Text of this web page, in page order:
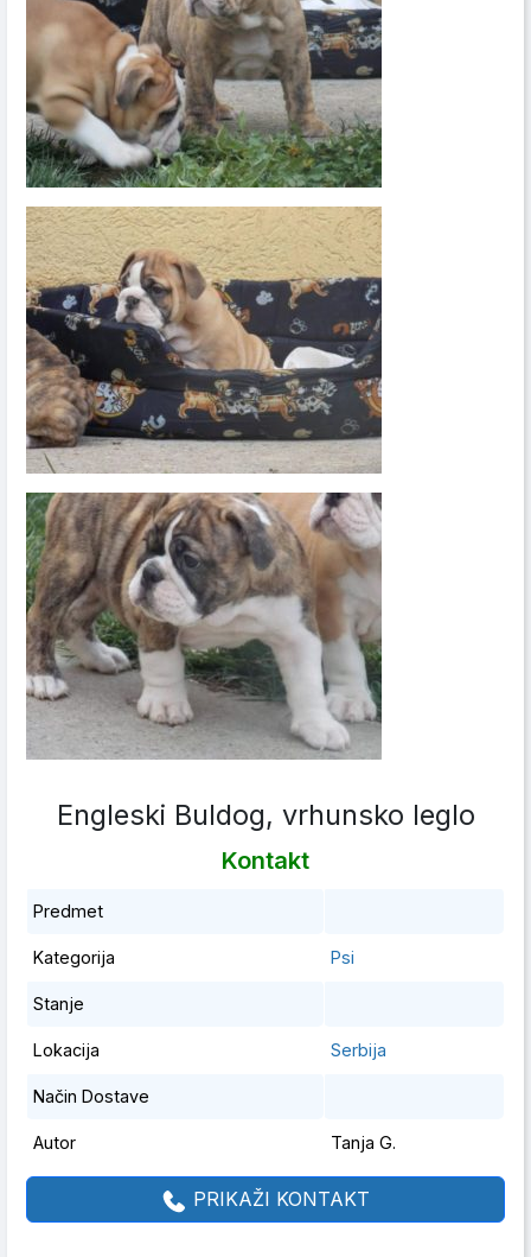
Engleski Buldog, vrhunsko leglo
Kontakt
Predmet
Kategorija Psi
Stanje
Lokacija Serbija
Način Dostave
Autor Tanja G.
PRIKAŽI KONTAKT